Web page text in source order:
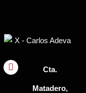
Cta.
Matadero,